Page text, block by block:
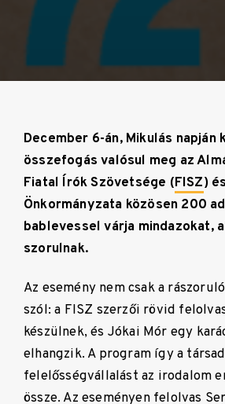
December 6-án, Mikulás napján
összefogás valósul meg az
Fiatal Írók Szövetsége (FISZ)
Önkormányzata közösen 200
bablevessel várja mindazokat,
szorulnak.
Az esemény nem csak a
szól: a FISZ szerzői rövid
készülnek, és Jókai Mór egy
elhangzik. A program így a
felelősségvállalást az irodalom
össze. Az eseményen felolvas